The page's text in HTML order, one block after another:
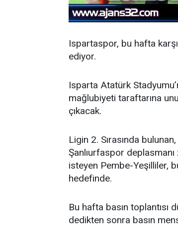
Ispartaspor, bu hafta
ediyor.
Isparta Atatürk
mağlubiyeti taraftarına
çıkacak.
Ligin 2. Sırasında
Şanlıurfaspor
isteyen Pembe-Yeşilliler,
hedefinde.
Bu hafta basın
dedikten sonra basın